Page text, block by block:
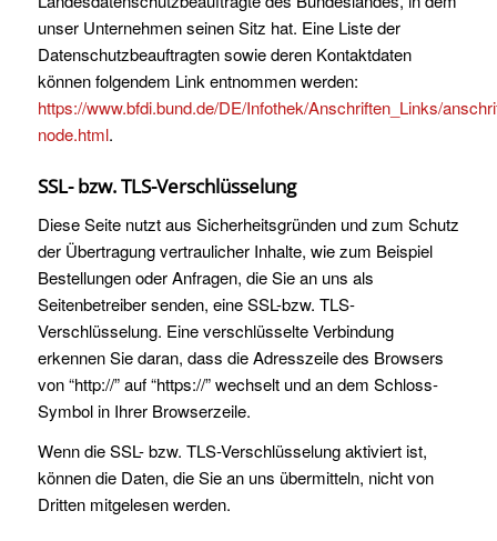
unser Unternehmen seinen Sitz hat. Eine Liste der
Datenschutzbeauftragten sowie deren Kontaktdaten
können folgendem Link entnommen werden:
https://www.bfdi.bund.de/DE/Infothek/Anschriften_Links/
node.html.
SSL- bzw. TLS-Verschlüsselung
Diese Seite nutzt aus Sicherheitsgründen und zum Schutz
der Übertragung vertraulicher Inhalte, wie zum Beispiel
Bestellungen oder Anfragen, die Sie an uns als
Seitenbetreiber senden, eine SSL-bzw. TLS-
Verschlüsselung. Eine verschlüsselte Verbindung
erkennen Sie daran, dass die Adresszeile des Browsers
von “http://” auf “https://” wechselt und an dem Schloss-
Symbol in Ihrer Browserzeile.
Wenn die SSL- bzw. TLS-Verschlüsselung aktiviert ist,
können die Daten, die Sie an uns übermitteln, nicht von
Dritten mitgelesen werden.